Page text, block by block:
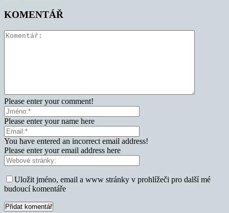
KOMENTÁŘ
Please enter your comment!
Please enter your name here
You have entered an incorrect email address!
Please enter your email address here
Uložit jméno, email a www stránky v prohlížeči pro další mé
budoucí komentáře